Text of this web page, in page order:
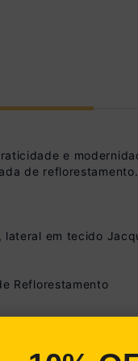
e
de
em tecido
Reflorestamento